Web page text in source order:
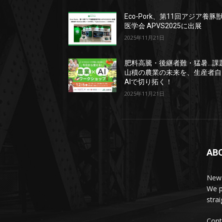
Eco-Pork、第11回アジア養豚
医学会 APVS2025に出展
2025年11月21日
肥料高騰・後継者難・猛暑…課
山積の農業の未来を、生産者
AIで切り拓く！
2025年11月21日
We